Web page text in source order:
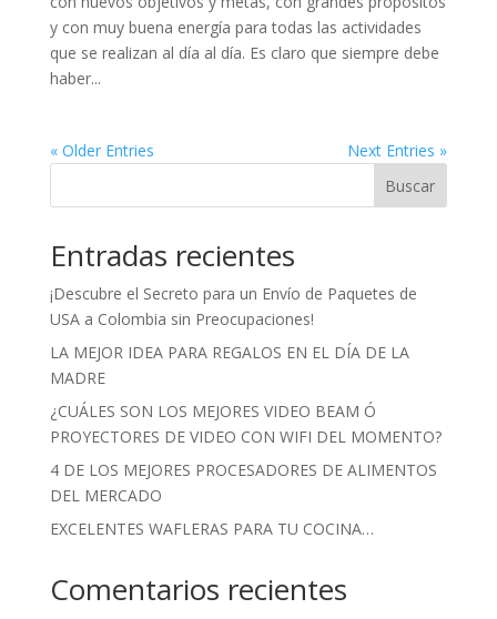
y con muy buena energía para todas las actividades
que se realizan al día al día. Es claro que siempre debe
haber...
« Older Entries
Next Entries »
Buscar
Entradas recientes
¡Descubre el Secreto para un Envío de Paquetes de
USA a Colombia sin Preocupaciones!
LA MEJOR IDEA PARA REGALOS EN EL DÍA DE LA
MADRE
¿CUÁLES SON LOS MEJORES VIDEO BEAM Ó
PROYECTORES DE VIDEO CON WIFI DEL MOMENTO?
4 DE LOS MEJORES PROCESADORES DE ALIMENTOS
DEL MERCADO
EXCELENTES WAFLERAS PARA TU COCINA…
Comentarios recientes